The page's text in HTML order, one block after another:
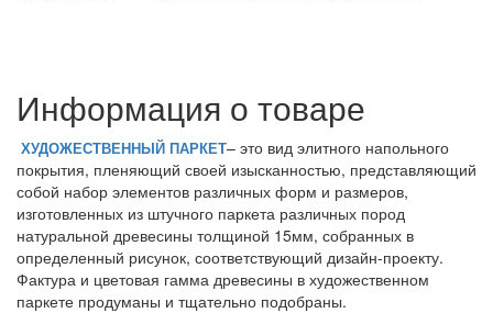
Информация о товаре
ХУДОЖЕСТВЕННЫЙ ПАРКЕТ– это вид элитного напольного
покрытия, пленяющий своей изысканностью, представляющий
собой набор элементов различных форм и размеров,
изготовленных из штучного паркета различных пород
натуральной древесины толщиной 15мм, собранных в
определенный рисунок, соответствующий дизайн-проекту.
Фактура и цветовая гамма древесины в художественном
паркете продуманы и тщательно подобраны.